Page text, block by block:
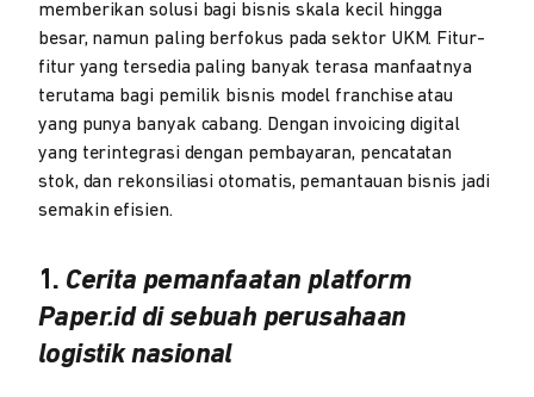
memberikan solusi bagi bisnis skala kecil hingga
besar, namun paling berfokus pada sektor UKM. Fitur-
fitur yang tersedia paling banyak terasa manfaatnya
terutama bagi pemilik bisnis model franchise atau
yang punya banyak cabang. Dengan invoicing digital
yang terintegrasi dengan pembayaran, pencatatan
stok, dan rekonsiliasi otomatis, pemantauan bisnis jadi
semakin efisien.
1. Cerita pemanfaatan platform
Paper.id di sebuah perusahaan
logistik nasional